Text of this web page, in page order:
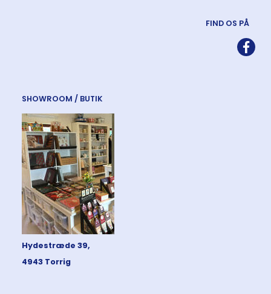
FIND OS PÅ
SHOWROOM / BUTIK
Hydestræde 39,
4943 Torrig